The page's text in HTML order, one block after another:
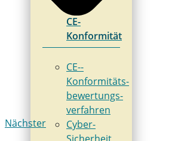
CE-
Konformität
CE-­
Konformitäts­
bewertungs­
verfahren
Cyber-
Sicherheit
Nächster